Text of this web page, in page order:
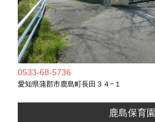
0533-68-5736
愛知県蒲郡市鹿島町長田３４−１
鹿島保育園